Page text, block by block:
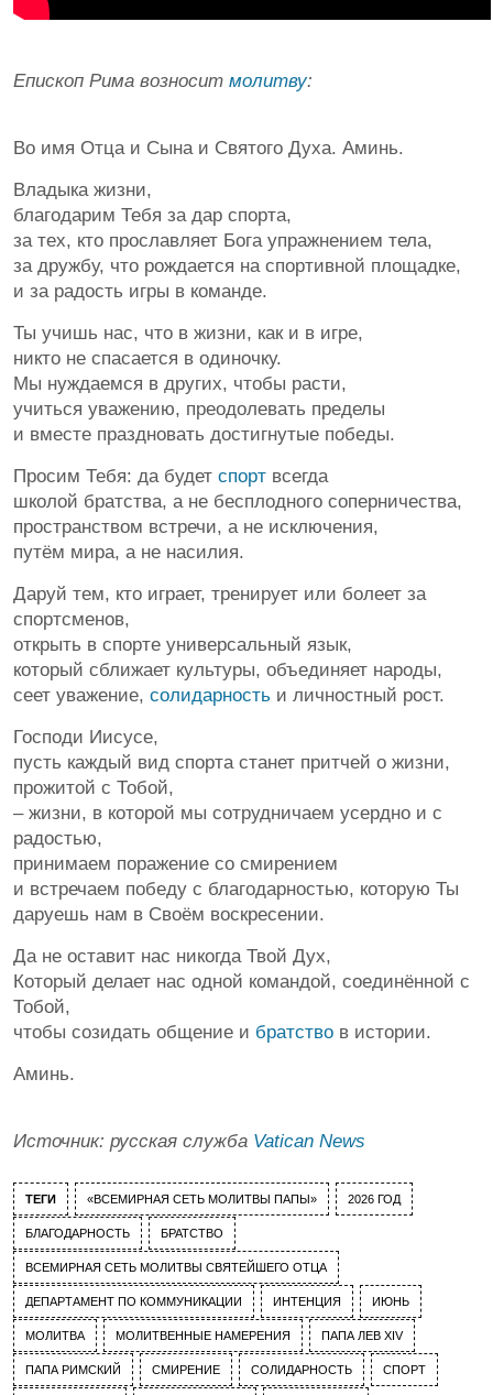
Епископ Рима возносит молитву:
Во имя Отца и Сына и Святого Духа. Аминь.
Владыка жизни,
благодарим Тебя за дар спорта,
за тех, кто прославляет Бога упражнением тела,
за дружбу, что рождается на спортивной площадке,
и за радость игры в команде.
Ты учишь нас, что в жизни, как и в игре,
никто не спасается в одиночку.
Мы нуждаемся в других, чтобы расти,
учиться уважению, преодолевать пределы
и вместе праздновать достигнутые победы.
Просим Тебя: да будет спорт всегда
школой братства, а не бесплодного соперничества,
пространством встречи, а не исключения,
путём мира, а не насилия.
Даруй тем, кто играет, тренирует или болеет за
спортсменов,
открыть в спорте универсальный язык,
который сближает культуры, объединяет народы,
сеет уважение, солидарность и личностный рост.
Господи Иисусе,
пусть каждый вид спорта станет притчей о жизни,
прожитой с Тобой,
– жизни, в которой мы сотрудничаем усердно и с
радостью,
принимаем поражение со смирением
и встречаем победу с благодарностью, которую Ты
даруешь нам в Своём воскресении.
Да не оставит нас никогда Твой Дух,
Который делает нас одной командой, соединённой с
Тобой,
чтобы созидать общение и братство в истории.
Аминь.
Источник: русская служба Vatican News
ТЕГИ «ВСЕМИРНАЯ СЕТЬ МОЛИТВЫ ПАПЫ» 2026 ГОД
БЛАГОДАРНОСТЬ БРАТСТВО
ВСЕМИРНАЯ СЕТЬ МОЛИТВЫ СВЯТЕЙШЕГО ОТЦА
ДЕПАРТАМЕНТ ПО КОММУНИКАЦИИ ИНТЕНЦИЯ ИЮНЬ
МОЛИТВА МОЛИТВЕННЫЕ НАМЕРЕНИЯ ПАПА ЛЕВ XIV
ПАПА РИМСКИЙ СМИРЕНИЕ СОЛИДАРНОСТЬ СПОРТ